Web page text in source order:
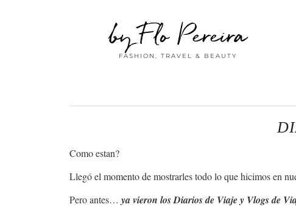
by Flo Pereira
FASHION, TRAVEL & BEAUTY
Como estan?
Llegó el momento de mostrarles todo lo que hicimos en
Pero antes… ya vieron los Diarios de Viaje y Vlogs de